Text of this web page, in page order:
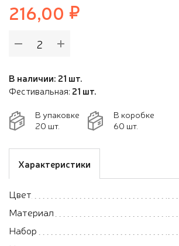
216,00
В наличии: 21 шт.
Фестивальная: 21 шт.
В упаковке
20 шт.
В коробке
60 шт.
Характеристики
Цвет
Материал
Набор